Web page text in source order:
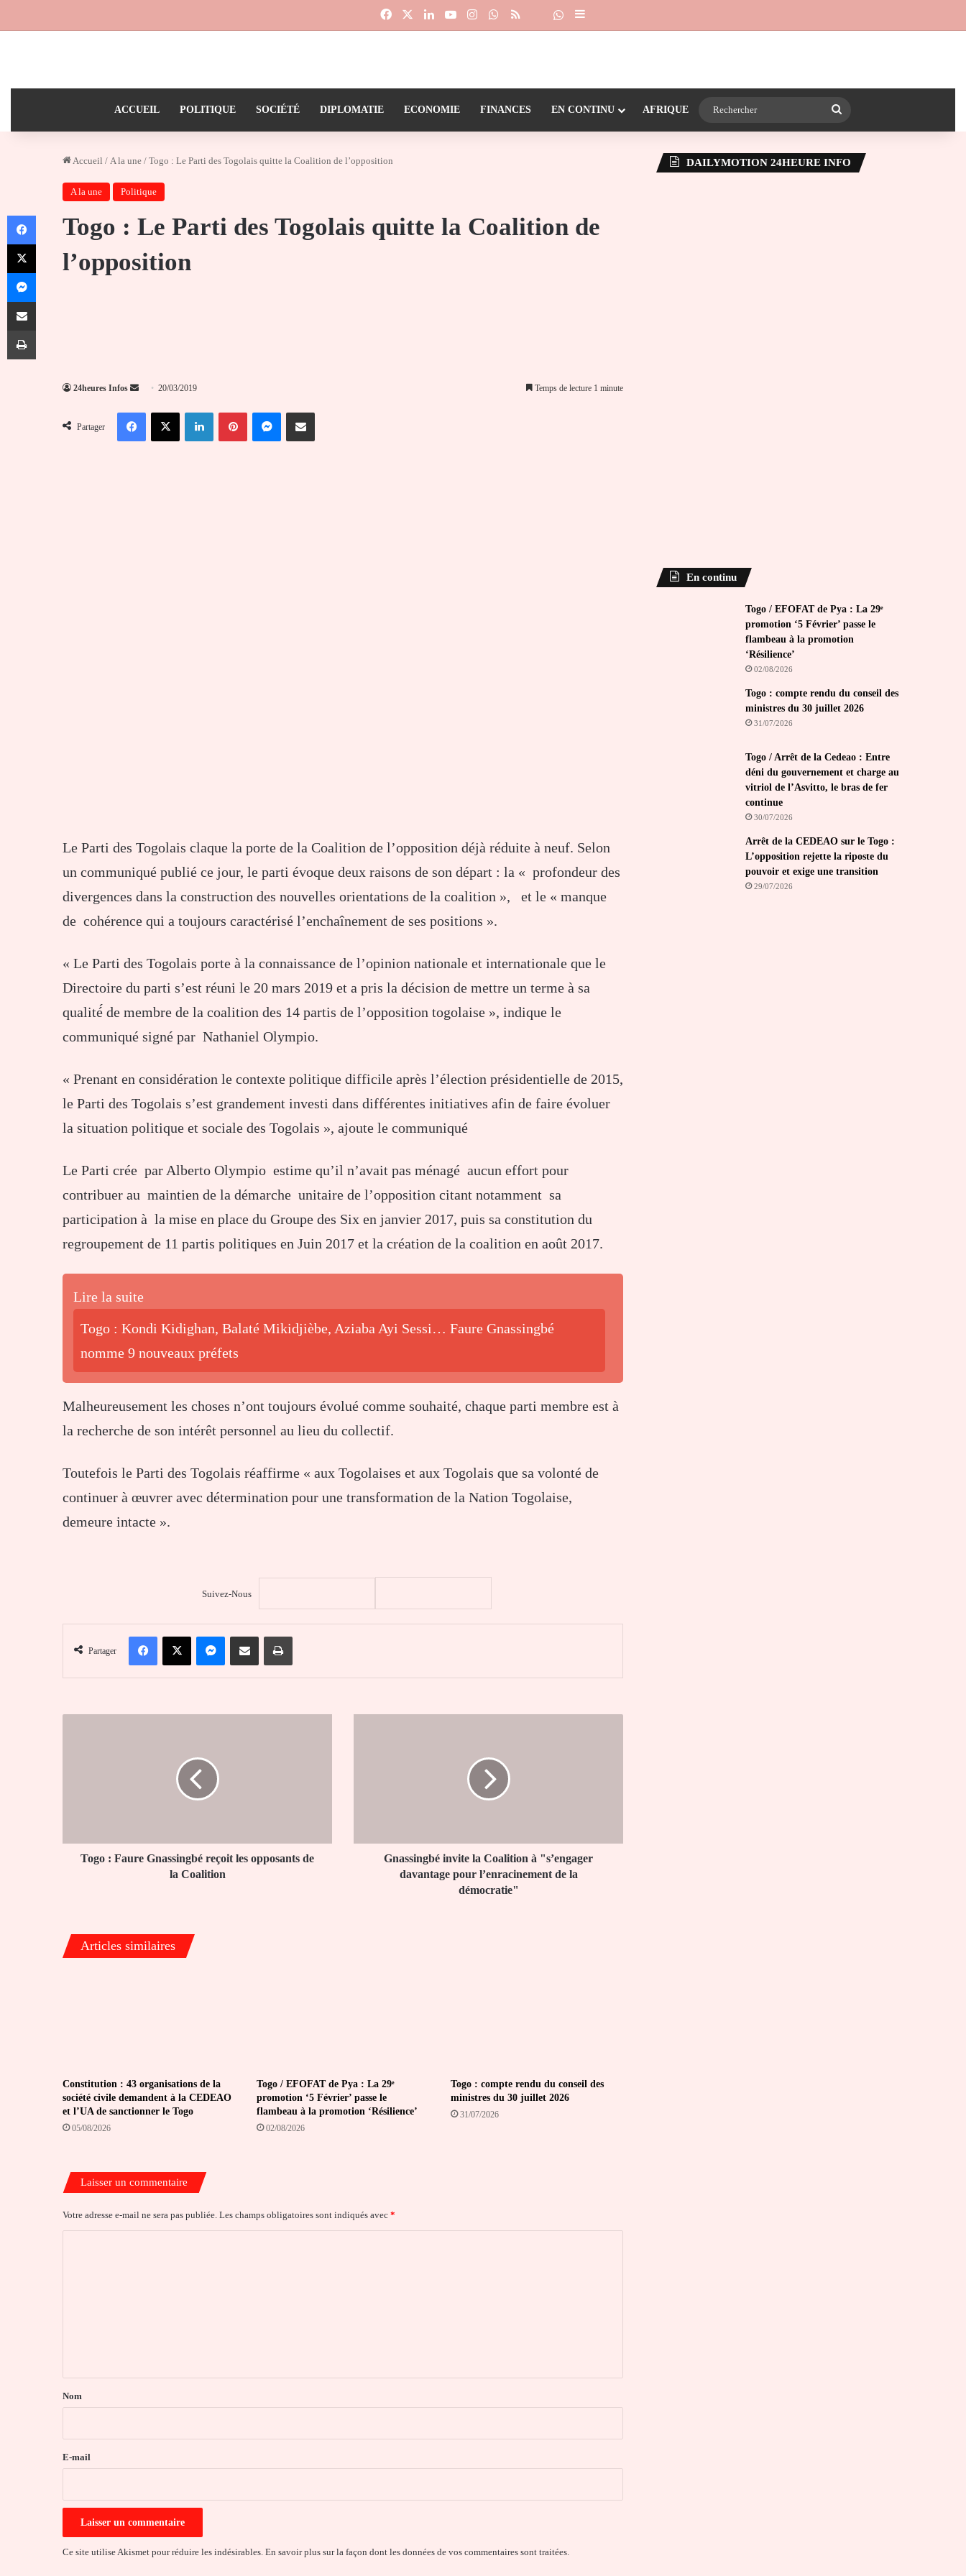
FacebookLinkedinYouTubeInstagramWhatsApp
RSS Dailymotion
Suivre la chaîne 24heureinfo sur WhatsApp
Sidebar (barre latérale)
ACCUEIL POLITIQUE SOCIÉTÉ DIPLOMATIE ECONOMIE FINANCES EN CONTINU AFRIQUE
Accueil / A la une / Togo : Le Parti des Togolais quitte la Coalition de l’opposition
A la une Politique
Togo : Le Parti des Togolais quitte la Coalition de
l’opposition
24heures Infos
Envoyer
courriel
20/03/2019 Temps de lecture 1 minute
Partager
FacebookX LinkedinPinterestMessengerPartager par email
Le Parti des Togolais claque la porte de la Coalition de l’opposition déjà réduite à neuf. Selon
un communiqué publié ce jour, le parti évoque deux raisons de son départ : la « profondeur des
divergences dans la construction des nouvelles orientations de la coalition », et le « manque
de cohérence qui a toujours caractérisé l’enchaînement de ses positions ».
« Le Parti des Togolais porte à la connaissance de l’opinion nationale et internationale que le
Directoire du parti s’est réuni le 20 mars 2019 et a pris la décision de mettre un terme à sa
qualité́ de membre de la coalition des 14 partis de l’opposition togolaise », indique le
communiqué signé par Nathaniel Olympio.
« Prenant en considération le contexte politique difficile après l’élection présidentielle de 2015,
le Parti des Togolais s’est grandement investi dans différentes initiatives afin de faire évoluer
la situation politique et sociale des Togolais », ajoute le communiqué
Le Parti crée par Alberto Olympio estime qu’il n’avait pas ménagé aucun effort pour
contribuer au maintien de la démarche unitaire de l’opposition citant notamment sa
participation à la mise en place du Groupe des Six en janvier 2017, puis sa constitution du
regroupement de 11 partis politiques en Juin 2017 et la création de la coalition en août 2017.
Lire la suite
Togo : Kondi Kidighan, Balaté Mikidjièbe, Aziaba Ayi Sessi… Faure Gnassingbé
nomme 9 nouveaux préfets
Malheureusement les choses n’ont toujours évolué comme souhaité, chaque parti membre est à
la recherche de son intérêt personnel au lieu du collectif.
Toutefois le Parti des Togolais réaffirme « aux Togolaises et aux Togolais que sa volonté de
continuer à œuvrer avec détermination pour une transformation de la Nation Togolaise,
demeure intacte ».
Suivez-Nous
Partager
FacebookX MessengerPartager par email Imprimer
la
Coalition
Togo : Faure Gnassingbé reçoit les opposants de
la Coalition
l’enracinement
Gnassingbé invite la Coalition à "s’engager
davantage pour l’enracinement de la
démocratie"
Articles similaires
Constitution : 43 organisations de la
société civile demandent à la CEDEAO
et l’UA de sanctionner le Togo
05/08/2026
Togo / EFOFAT de Pya : La 29ᵉ
promotion ‘5 Février’ passe le
flambeau à la promotion ‘Résilience’
02/08/2026
Togo : compte rendu du conseil des
ministres du 30 juillet 2026
31/07/2026
Laisser un commentaire
Votre adresse e-mail ne sera pas publiée. Les champs obligatoires sont indiqués avec *
a
e
Nom
E-mail
Ce site utilise Akismet pour réduire les indésirables. En savoir plus sur la façon dont les données de vos commentaires sont traitées
DAILYMOTION 24HEURE INFO
En continu
Togo / EFOFAT de Pya : La 29ᵉ
promotion ‘5 Février’ passe le
flambeau à la promotion
‘Résilience’
02/08/2026
Togo : compte rendu du conseil des
ministres du 30 juillet 2026
31/07/2026
Togo / Arrêt de la Cedeao : Entre
déni du gouvernement et charge au
vitriol de l’Asvitto, le bras de fer
continue
30/07/2026
Arrêt de la CEDEAO sur le Togo :
L’opposition rejette la riposte du
pouvoir et exige une transition
29/07/2026
Facebook
X
Messenger
Partager par email